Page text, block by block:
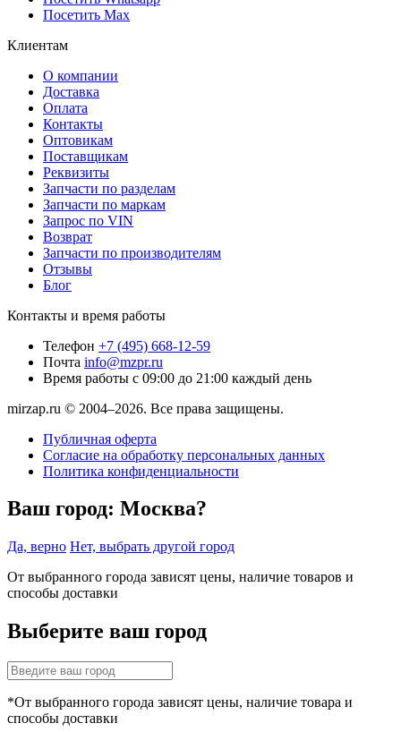
Посетить Max
Клиентам
О компании
Доставка
Оплата
Контакты
Оптовикам
Поставщикам
Реквизиты
Запчасти по разделам
Запчасти по маркам
Запрос по VIN
Возврат
Запчасти по производителям
Отзывы
Блог
Контакты и время работы
Телефон +7 (495) 668-12-59
Почта info@mzpr.ru
Время работы с 09:00 до 21:00 каждый день
mirzap.ru © 2004–2026. Все права защищены.
Публичная оферта
Согласие на обработку персональных данных
Политика конфиденциальности
Ваш город: Москва?
Да, верно Нет, выбрать другой город
От выбранного города зависят цены, наличие товаров и
способы доставки
Выберите ваш город
*От выбранного города зависят цены, наличие товара и
способы доставки